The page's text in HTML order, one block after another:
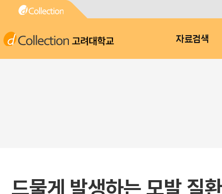
고려대학교 자료검색
드물게 발생하는 모발 질